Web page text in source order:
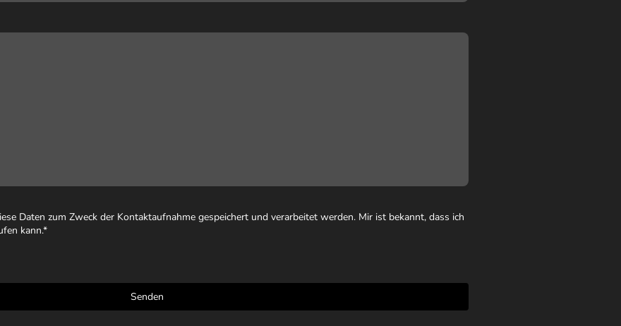
Daten zum Zweck der Kontaktaufnahme gespeichert und verarbeitet werden. Mir ist bekannt, dass ich
kann.*
Senden